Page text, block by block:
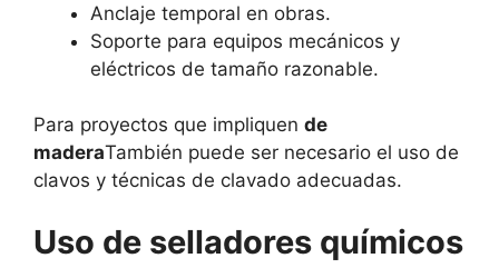
Anclaje temporal en obras.
Soporte para equipos mecánicos y
eléctricos de tamaño razonable.
Para proyectos que impliquen de
maderaTambién puede ser necesario el uso de
clavos y técnicas de clavado adecuadas.
Uso de selladores químicos